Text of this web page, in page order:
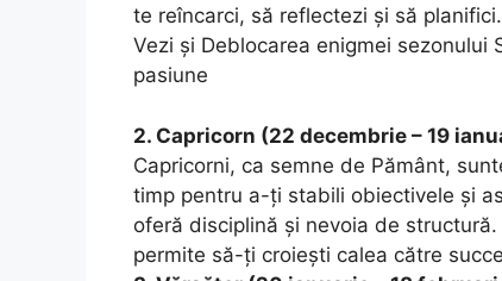
te reîncarci, să reflectezi și să planifici.
Vezi și Deblocarea enigmei sezonului
pasiune
2. Capricorn (22 decembrie – 19
Capricorni, ca semne de Pământ,
timp pentru a-ți stabili obiectivele și
oferă disciplină și nevoia de
permite să-ți croiești calea către